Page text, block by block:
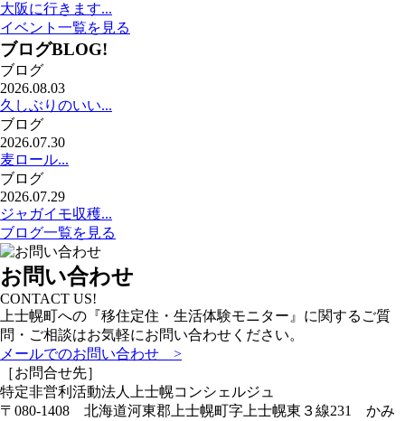
大阪に行きます...
イベント一覧を見る
ブログBLOG!
ブログ
2026.08.03
久しぶりのいい...
ブログ
2026.07.30
麦ロール...
ブログ
2026.07.29
ジャガイモ収穫...
ブログ一覧を見る
お問い合わせ
CONTACT US!
上士幌町への『移住定住・生活体験モニター』に関するご質
問・ご相談はお気軽にお問い合わせください。
メールでのお問い合わせ >
［お問合せ先］
特定非営利活動法人
上士幌コンシェルジュ
〒080-1408 北海道河東郡上士幌町字上士幌東３線231 かみ